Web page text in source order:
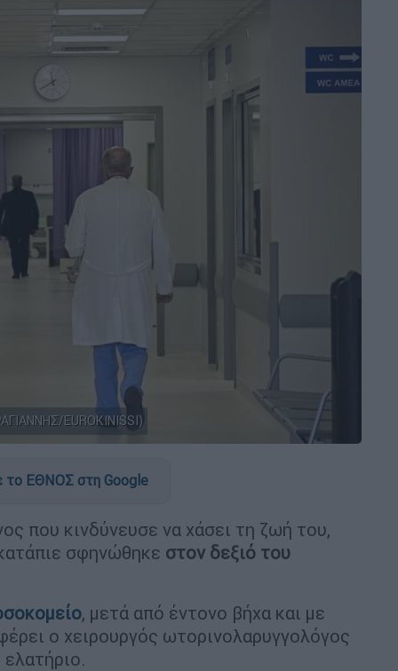
EUROKINISSI)
το ΕΘΝΟΣ στη Google
που κινδύνευσε να χάσει τη ζωή του,
σφηνώθηκε στον δεξιό του
, μετά από έντονο βήχα και με
ο χειρουργός ωτορινολαρυγγολόγος